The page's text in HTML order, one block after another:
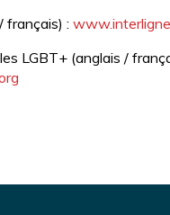
français) :
LGBT+ (anglais /